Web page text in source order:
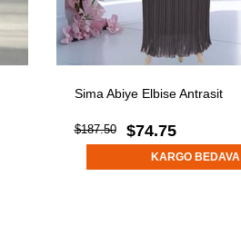
Sima Abiye Elbise Antrasit
$74.75
$187.50
KARGO BEDAVA